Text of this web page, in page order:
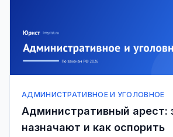
АДМИНИСТРАТИВНОЕ И УГОЛОВНОЕ
Административный арест:
назначают и как оспорить